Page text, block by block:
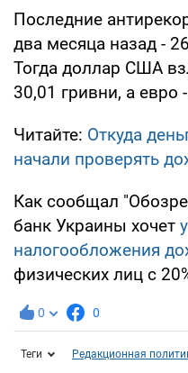
Последние
два месяца назад -
Тогда доллар США
30,01 гривни, а евро
Читайте: Откуда
начали проверять
Как сообщал
банк Украины хочет
налогообложения
физических лиц с
0 0
Теги Редакционная